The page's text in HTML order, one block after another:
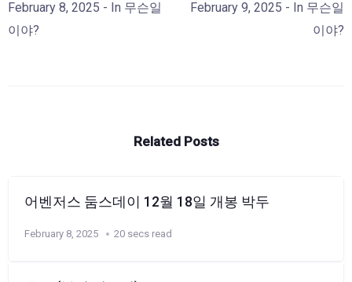
February 8, 2025 - In 무슨일
이야?
February 9, 2025 - In 무슨일
이야?
Related Posts
어벤저스 둠스데이 12월 18일 개봉 박두
February 8, 2025 20 secs read